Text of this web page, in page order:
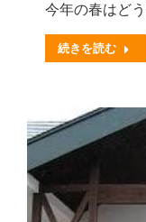
今年の春はど
続きを読む